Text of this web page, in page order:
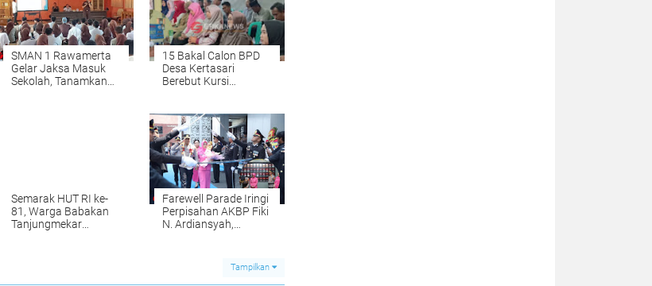
SMAN 1 Rawamerta
Gelar Jaksa Masuk
Sekolah, Tanamkan
15 Bakal Calon BPD
Desa Kertasari
Berebut Kursi
Diundi
Semarak HUT RI ke-
81, Warga Babakan
Tanjungmekar
Farewell Parade Iringi
Perpisahan AKBP Fiki
N. Ardiansyah,
Tampilkan